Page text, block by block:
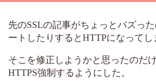
先のSSLの記事がちょっとバズっ
ートしたりするとHTTPになってし
そこを修正しようかと思ったのだ
HTTPS強制するようにした。